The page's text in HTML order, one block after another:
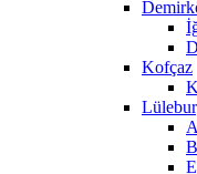
Kofçaz